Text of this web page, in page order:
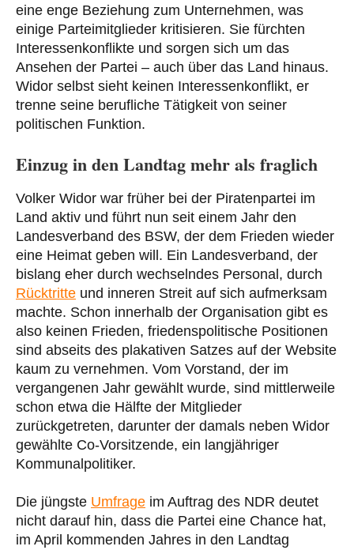
eine enge Beziehung zum Unternehmen, was
einige Parteimitglieder kritisieren. Sie fürchten
Interessenkonflikte und sorgen sich um das
Ansehen der Partei – auch über das Land hinaus.
Widor selbst sieht keinen Interessenkonflikt, er
trenne seine berufliche Tätigkeit von seiner
politischen Funktion.
Einzug in den Landtag mehr als fraglich
Volker Widor war früher bei der Piratenpartei im
Land aktiv und führt nun seit einem Jahr den
Landesverband des BSW, der dem Frieden wieder
eine Heimat geben will. Ein Landesverband, der
bislang eher durch wechselndes Personal, durch
Rücktritte und inneren Streit auf sich aufmerksam
machte. Schon innerhalb der Organisation gibt es
also keinen Frieden, friedenspolitische Positionen
sind abseits des plakativen Satzes auf der Website
kaum zu vernehmen. Vom Vorstand, der im
vergangenen Jahr gewählt wurde, sind mittlerweile
schon etwa die Hälfte der Mitglieder
zurückgetreten, darunter der damals neben Widor
gewählte Co-Vorsitzende, ein langjähriger
Kommunalpolitiker.
Die jüngste Umfrage im Auftrag des NDR deutet
nicht darauf hin, dass die Partei eine Chance hat,
im April kommenden Jahres in den Landtag